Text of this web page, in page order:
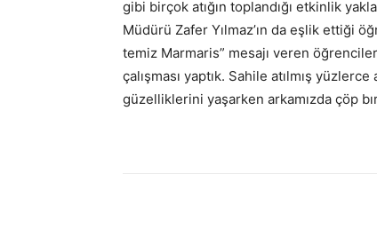
gibi birçok atığın toplandığı etkinlik
Müdürü Zafer Yılmaz’ın da eşlik ettiği
temiz Marmaris” mesajı veren
çalışması yaptık. Sahile atılmış
güzelliklerini yaşarken arkamızda çöp